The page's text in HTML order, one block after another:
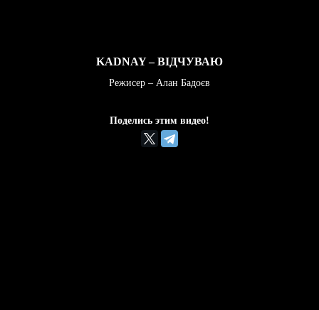
KADNAY – ВІДЧУВАЮ
Режисер – Алан Бадоєв
Поделись этим видео!